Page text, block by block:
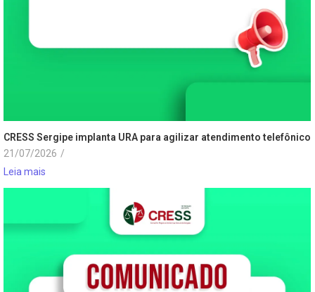
CRESS Sergipe implanta URA para agilizar atendimento telefônico
21/07/2026 /
Leia mais